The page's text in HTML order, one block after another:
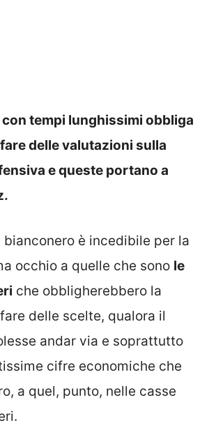
con tempi lunghissimi obbliga
delle valutazioni sulla
e queste portano a
bianconero è incedibile per la
occhio a quelle che sono le
che obbligherebbero la
delle scelte, qualora il
andar via e soprattutto
cifre economiche che
a quel, punto, nelle casse